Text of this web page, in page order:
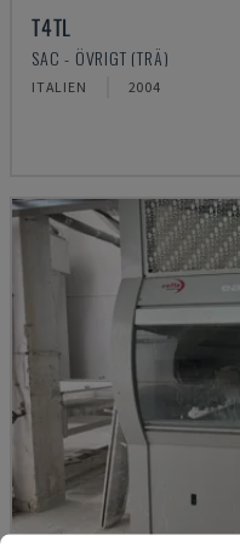
T4TL
SAC - ÖVRIGT (TRÄ)
ITALIEN 2004